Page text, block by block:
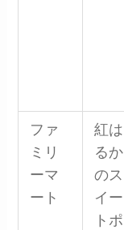
ファ
ミリ
ーマ
ート
紅は
るか
のス
イー
トポ